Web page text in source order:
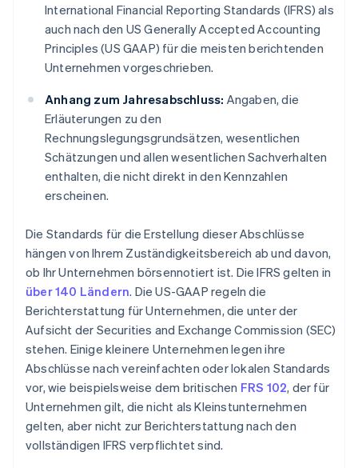
International Financial Reporting Standards (IFRS) als
auch nach den US Generally Accepted Accounting
Principles (US GAAP) für die meisten berichtenden
Unternehmen vorgeschrieben.
Anhang zum Jahresabschluss: Angaben, die
Erläuterungen zu den
Rechnungslegungsgrundsätzen, wesentlichen
Schätzungen und allen wesentlichen Sachverhalten
enthalten, die nicht direkt in den Kennzahlen
erscheinen.
Die Standards für die Erstellung dieser Abschlüsse
hängen von Ihrem Zuständigkeitsbereich ab und davon,
ob Ihr Unternehmen börsennotiert ist. Die IFRS gelten in
über 140 Ländern. Die US-GAAP regeln die
Berichterstattung für Unternehmen, die unter der
Aufsicht der Securities and Exchange Commission (SEC)
stehen. Einige kleinere Unternehmen legen ihre
Abschlüsse nach vereinfachten oder lokalen Standards
vor, wie beispielsweise dem britischen FRS 102, der für
Unternehmen gilt, die nicht als Kleinstunternehmen
gelten, aber nicht zur Berichterstattung nach den
vollständigen IFRS verpflichtet sind.